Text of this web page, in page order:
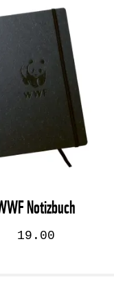
Notizbuch
19.00